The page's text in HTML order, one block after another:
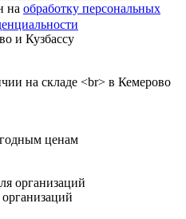
на обработку персональных